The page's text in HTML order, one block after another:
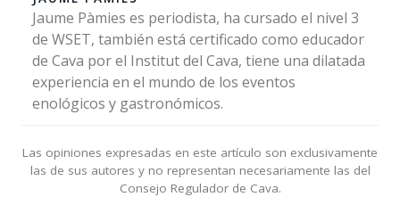
Jaume Pàmies es periodista, ha cursado el nivel 3
de WSET, también está certificado como educador
de Cava por el Institut del Cava, tiene una dilatada
experiencia en el mundo de los eventos
enológicos y gastronómicos.
Las opiniones expresadas en este artículo son exclusivamente
las de sus autores y no representan necesariamente las del
Consejo Regulador de Cava.